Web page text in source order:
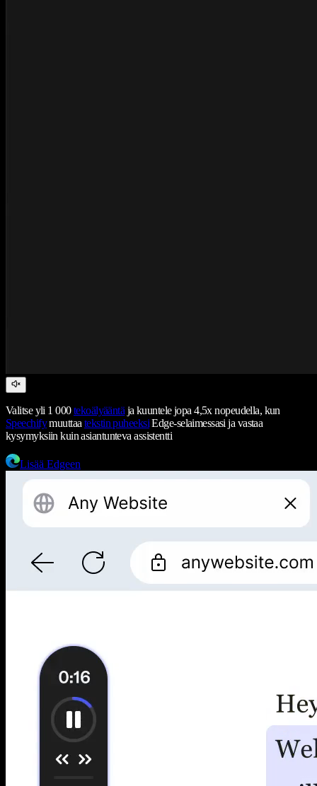
Valitse yli 1 000tekoälyääntä ja kuuntele jopa 4,5x nopeudella, kun
Speechifymuuttaa tekstin puheeksiEdge-selaimessasi ja vastaa
kysymyksiin kuin asiantunteva assistentti
Lisää Edgeen